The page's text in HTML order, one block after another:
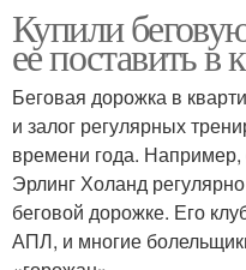
Купили
ее поставить в
Беговая дорожка в
и залог регулярных
времени года.
Эрлинг Холанд
беговой дорожке. Его
АПЛ, и многие